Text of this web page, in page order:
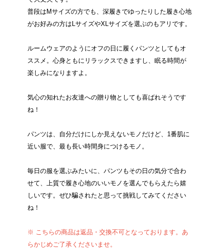
普段はMサイズの方でも、深履きでゆったりした履き心地
がお好みの方はLサイズやXLサイズを選ぶのもアリです。
ルームウェアのようにオフの日に履くパンツとしてもオ
ススメ。心身ともにリラックスできますし、眠る時間が
楽しみになりますよ。
気心の知れたお友達への贈り物としても喜ばれそうです
ね！
パンツは、自分だけにしか見えないモノだけど、1番肌に
近い服で、最も長い時間身につけるモノ。
毎日の服を選ぶみたいに、パンツもその日の気分で合わ
せて、上質で履き心地のいいモノを選んでもらえたら嬉
しいです。ぜひ騙されたと思って挑戦してみてください
ね！
※ こちらの商品は返品・交換不可となっております。あ
らかじめご了承くださいませ。